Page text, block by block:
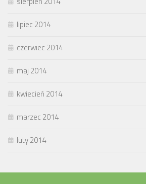
lipiec 2014
czerwiec 2014
maj 2014
kwiecień 2014
marzec 2014
luty 2014